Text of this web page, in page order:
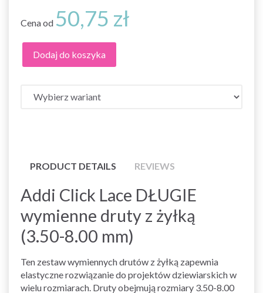
Cena od 50,75 zł
Dodaj do koszyka
PRODUCT DETAILS REVIEWS
Addi Click Lace DŁUGIE
wymienne druty z żyłką
(3.50-8.00 mm)
Ten zestaw wymiennych drutów z żyłką zapewnia
elastyczne rozwiązanie do projektów dziewiarskich w
wielu rozmiarach. Druty obejmują rozmiary 3.50-8.00